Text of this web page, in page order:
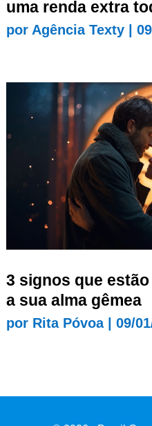
uma renda extra
por Agência Texty|
3 signos que
a sua alma gêmea
por Rita Póvoa| 09/